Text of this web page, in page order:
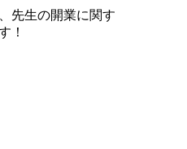
先生の開業に関す
！